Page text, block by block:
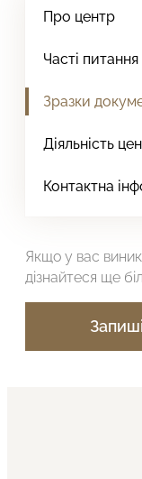
Про центр
Часті питання
Зразки
Діяльність
Контактна
Якщо у вас
дізнайтеся ще